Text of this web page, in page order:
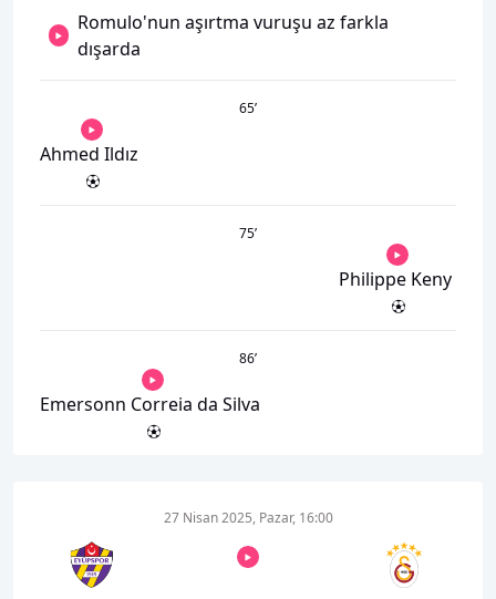
Romulo'nun aşırtma vuruşu az farkla
dışarda
65’
Ahmed Ildız
75’
Philippe Keny
86’
Emersonn Correia da Silva
27 Nisan 2025, Pazar, 16:00